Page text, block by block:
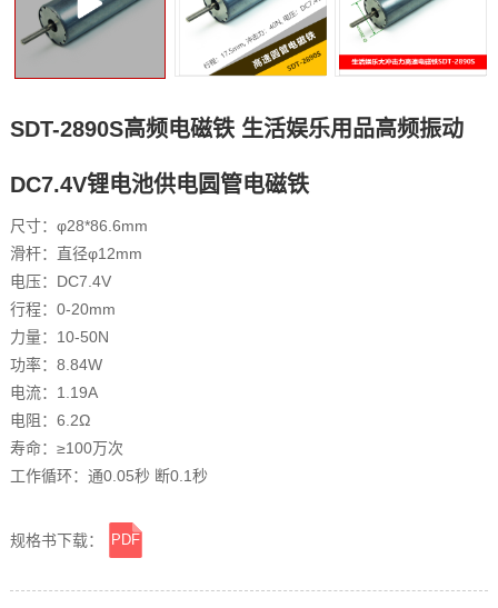
SDT-2890S高频电磁铁 生活娱乐用品高频振动
DC7.4V锂电池供电圆管电磁铁
尺寸：φ28*86.6mm
滑杆：直径φ12mm
电压：DC7.4V
行程：0-20mm
力量：10-50N
功率：8.84W
电流：1.19A
电阻：6.2Ω
寿命：≥100万次
工作循环：通0.05秒 断0.1秒
规格书下载： PDF